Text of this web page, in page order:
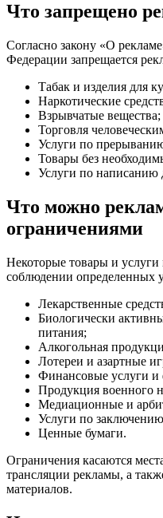
Что запрещено
Согласно закону «О
Федерации запрещается
Табак и изделия для
Наркотические
Взрывчатые вещества;
Торговля
Услуги по
Товары без
Услуги по написанию
Что можно
ограничениями
Некоторые товары и услуги
соблюдении определенных
Лекарственные
Биологически
питания;
Алкогольная
Лотереи и азартные
Финансовые услуги и
Продукция военного
Медиационные и
Услуги по
Ценные бумаги.
Ограничения касаются
трансляции рекламы, а
материалов.